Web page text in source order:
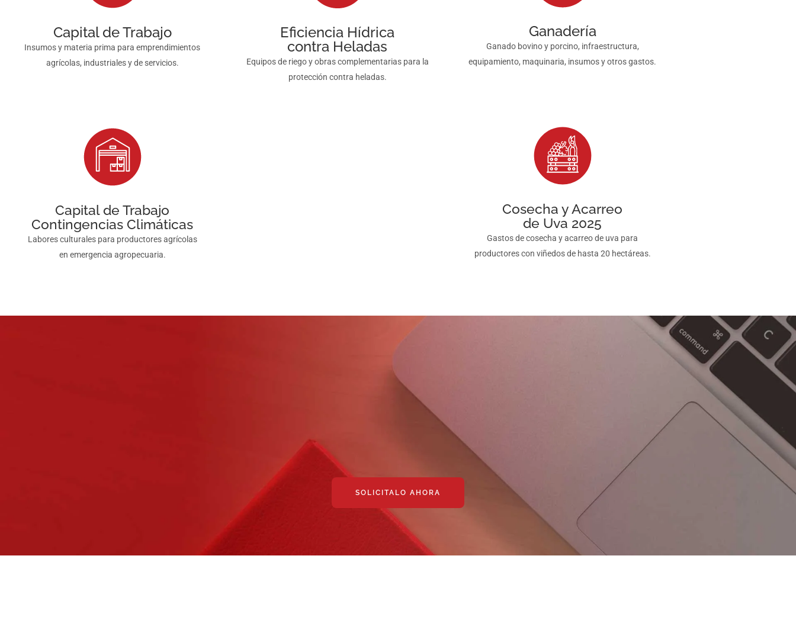
Capital de Trabajo
Insumos y materia prima para emprendimientos
agrícolas, industriales y de servicios.
Capital de Trabajo
Contingencias Climáticas
Labores culturales para productores agrícolas
en emergencia agropecuaria.
Eficiencia Hídrica
contra Heladas
Equipos de riego y obras complementarias para la
protección contra heladas.
Ganadería
Ganado bovino y porcino, infraestructura,
equipamiento, maquinaria, insumos y otros gastos.
Cosecha y Acarreo
de Uva 2025
Gastos de cosecha y acarreo de uva para
productores con viñedos de hasta 20 hectáreas.
SOLICITALO AHORA